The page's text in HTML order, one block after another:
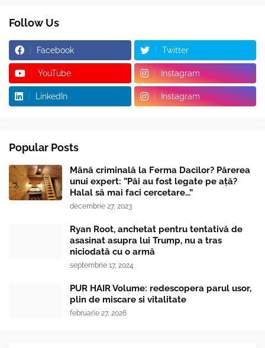
Follow Us
Facebook Twitter
YouTube Instagram
LinkedIn Instagram
Popular Posts
Mână criminală la Ferma Dacilor? Părerea
unui expert: ”Păi au fost legate pe ață?
Halal să mai faci cercetare...”
decembrie 27, 2023
Ryan Root, anchetat pentru tentativă de
asasinat asupra lui Trump, nu a tras
niciodată cu o armă
septembrie 17, 2024
PUR HAIR Volume: redescopera parul usor,
plin de miscare si vitalitate
februarie 27, 2026